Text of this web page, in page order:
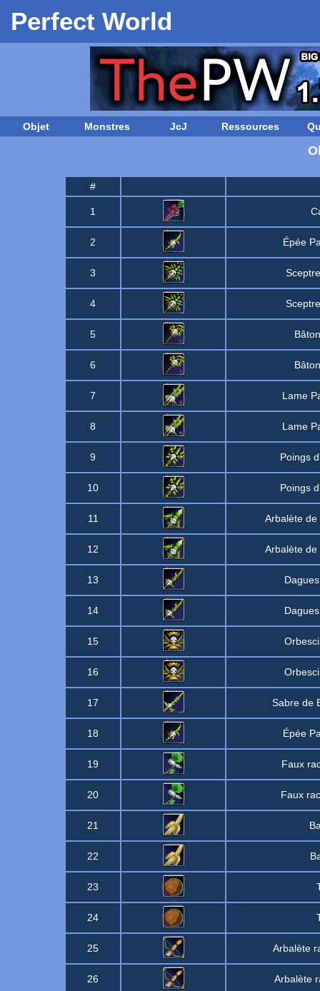
Perfect World
Objet Monstres JcJ Ressources
#
1
2 Épée
3
4
5
6
7 Lame
8 Lame
9 Poings
10 Poings
11 Arbalète
12 Arbalète
13
14
15
16
17 Sabre de
18 Épée
19 Faux
20 Faux
21
22
23
24
25 Arbalète
26 Arbalète